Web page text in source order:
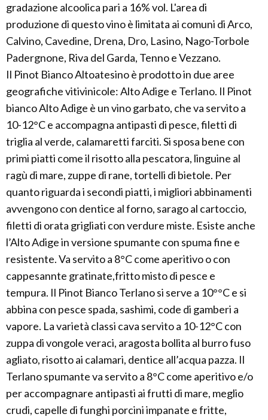
gradazione alcoolica pari a 16% vol. L'area di
produzione di questo vino è limitata ai comuni di Arco,
Calvino, Cavedine, Drena, Dro, Lasino, Nago-Torbole
Padergnone, Riva del Garda, Tenno e Vezzano.
Il Pinot Bianco Altoatesino è prodotto in due aree
geografiche vitivinicole: Alto Adige e Terlano. Il Pinot
bianco Alto Adige è un vino garbato, che va servito a
10-12°C e accompagna antipasti di pesce, filetti di
triglia al verde, calamaretti farciti. Si sposa bene con
primi piatti come il risotto alla pescatora, linguine al
ragù di mare, zuppe di rane, tortelli di bietole. Per
quanto riguarda i secondi piatti, i migliori abbinamenti
avvengono con dentice al forno, sarago al cartoccio,
filetti di orata grigliati con verdure miste. Esiste anche
l’Alto Adige in versione spumante con spuma fine e
resistente. Va servito a 8°C come aperitivo o con
cappesannte gratinate,fritto misto di pesce e
tempura. Il Pinot Bianco Terlano si serve a 10°°C e si
abbina con pesce spada, sashimi, code di gamberi a
vapore. La varietà classi cava servito a 10-12°C con
zuppa di vongole veraci, aragosta bollita al burro fuso
agliato, risotto ai calamari, dentice all’acqua pazza. Il
Terlano spumante va servito a 8°C come aperitivo e/o
per accompagnare antipasti ai frutti di mare, meglio
crudi, capelle di funghi porcini impanate e fritte,